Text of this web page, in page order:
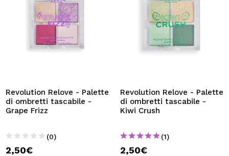
Revolution Relove - Palette
di ombretti tascabile -
Grape Frizz
(0)
2,50€
Revolution Relove - Palette
di ombretti tascabile -
Kiwi Crush
(1)
2,50€